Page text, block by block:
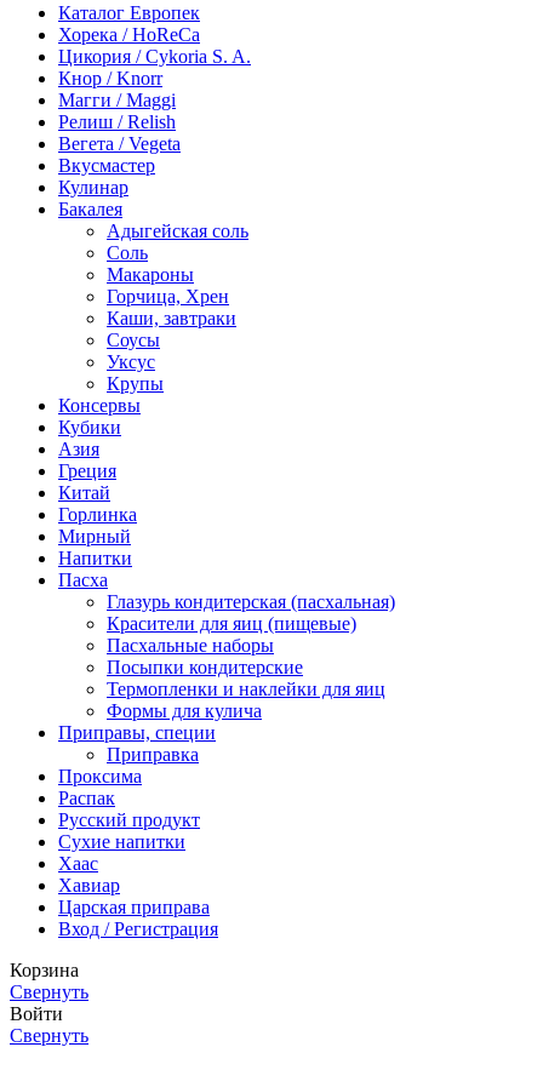
Каталог Европек
Хорека / HoReCa
Цикория / Cykoria S. A.
Кнор / Knorr
Магги / Maggi
Релиш / Relish
Вегета / Vegeta
Вкусмастер
Кулинар
Бакалея
Адыгейская соль
Соль
Макароны
Горчица, Хрен
Каши, завтраки
Соусы
Уксус
Крупы
Консервы
Кубики
Азия
Греция
Китай
Горлинка
Мирный
Напитки
Пасха
Глазурь кондитерская (пасхальная)
Красители для яиц (пищевые)
Пасхальные наборы
Посыпки кондитерские
Термопленки и наклейки для яиц
Формы для кулича
Приправы, специи
Приправка
Проксима
Распак
Русский продукт
Сухие напитки
Хаас
Хавиар
Царская приправа
Вход / Регистрация
Корзина
Свернуть
Войти
Свернуть